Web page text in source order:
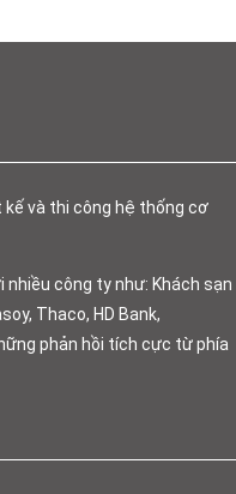
và thi công hệ thống cơ
nhiều công ty như: Khách sạn
Thaco, HD Bank,
phản hồi tích cực từ phía